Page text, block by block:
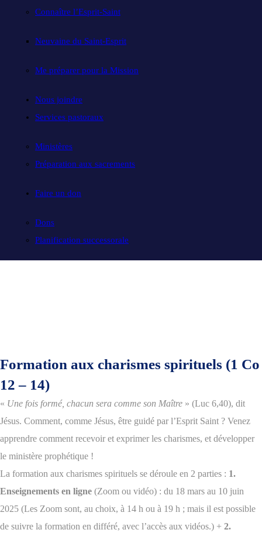
Connaître l’Esprit-Saint
Neuvaine du Saint-Esprit
Me préparer pour la Mission
Nous joindre
Services pastoraux
Ministères
Préparation aux sacrements
Faire un don
Dons
Planification successorale
Formation aux charismes spirituels (1 Co
12 – 14)
« Une fois formé, chacun sera comme son Maître » (Luc 6,40), dit
Jésus. Comment, comme Jésus, être guidé par l’Esprit Saint ? Venez
apprendre comment recevoir et exprimer les charismes, et développer
le ministère prophétique !
La formation aux charismes spirituels se déroule en 2 parties : 1.
Enseignements en ligne (Zoom ou vidéo) : du 18 mars au 10 juin
2025 (Les Zoom sont, au choix, à 14 h ou à 19 h ; mais il est possible
de suivre la formation en différé, avec l’accès aux vidéos.) + 2.